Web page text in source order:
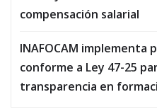
compensación salarial
INAFOCAM implementa
conforme a Ley 47-25
transparencia en